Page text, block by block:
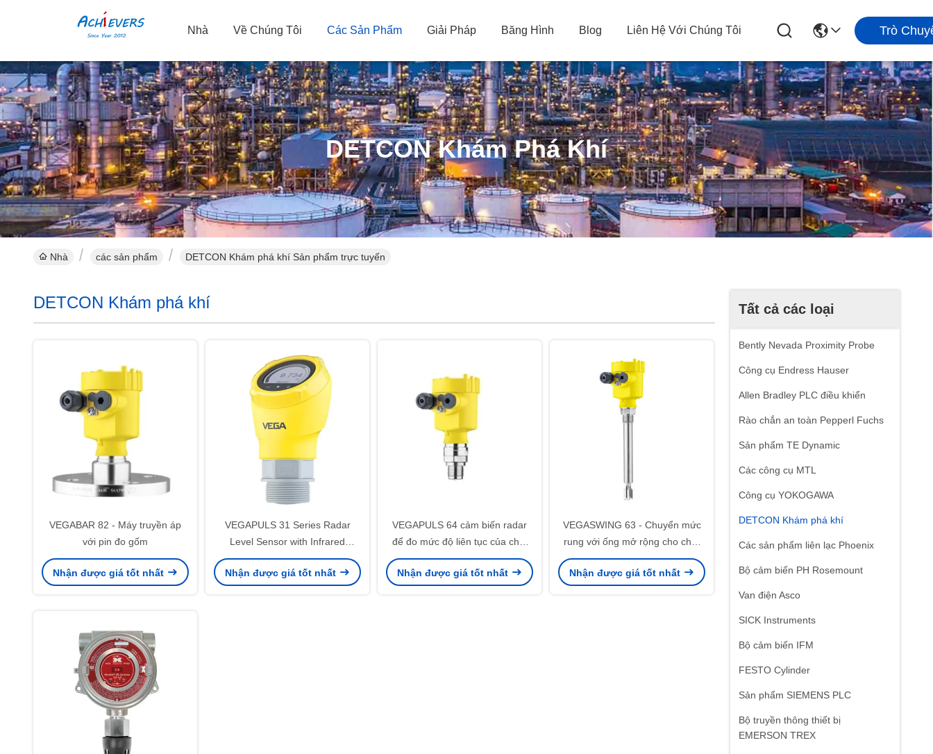
Nhà Về Chúng Tôi Các Sản Phẩm Giải Pháp Băng Hình Blog Liên Hệ Với Chúng Tôi Trò
DETCON Khám Phá Khí
Nhà các sản phẩm DETCON Khám phá khí Sản phẩm trực tuyến
Tất cả các loại
Bently Nevada Proximity Probe
Công cụ Endress Hauser
Allen Bradley PLC điều khiển
Rào chắn an toàn Pepperl Fuchs
Sản phẩm TE Dynamic
Các công cụ MTL
Công cụ YOKOGAWA
DETCON Khám phá khí
Các sản phẩm liên lạc Phoenix
Bộ cảm biến PH Rosemount
Van điện Asco
SICK Instruments
Bộ cảm biến IFM
FESTO Cylinder
Sản phẩm SIEMENS PLC
Bộ truyền thông thiết bị
EMERSON TREX
DETCON Khám phá khí
VEGABAR 82 - Máy truyền áp
với pin đo gốm
Nhận được giá tốt nhất
VEGAPULS 31 Series Radar
Level Sensor with Infrared
Sensor Type Data Logging up to
500 Readings (VEGAPULS 31
Nhận được giá tốt nhất
VEGAPULS 64 cảm biến radar
để đo mức độ liên tục của chất
lỏng
Nhận được giá tốt nhất
VEGASWING 63 - Chuyển mức
rung với ống mở rộng cho chất
lỏng
Nhận được giá tốt nhất